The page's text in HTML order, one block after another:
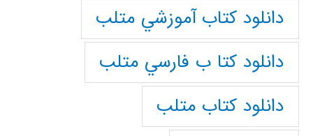
دانلود كتاب آموزشي متلب
دانلود كتا ب فارسي متلب
دانلود كتاب متلب